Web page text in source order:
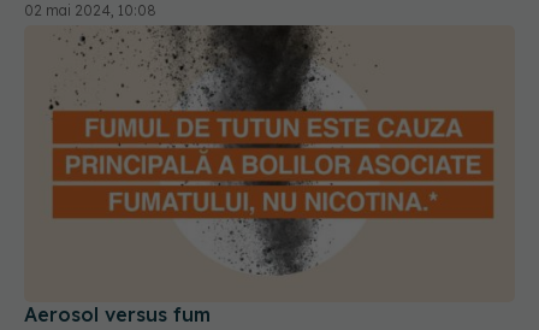
02 mai 2024, 10:08
Aerosol versus fum